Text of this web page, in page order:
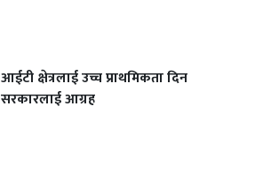
आईटी क्षेत्रलाई उच्च प्राथमिकता दिन
सरकारलाई आग्रह